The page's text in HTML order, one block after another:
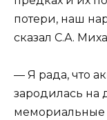
потери, наш
сказал С.А.
— Я рада, что
зародилась на
мемориальные